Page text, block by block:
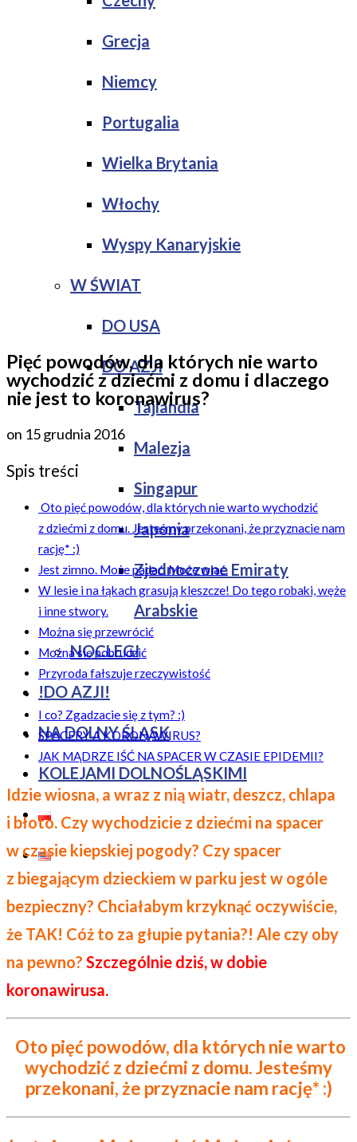
Grecja
Niemcy
Portugalia
Wielka Brytania
Włochy
Wyspy Kanaryjskie
W ŚWIAT
DO USA
DO AZJI
Tajlandia
Malezja
Singapur
Japonia
Zjednoczone Emiraty
Arabskie
NOCLEGI
!DO AZJI!
NA DOLNY ŚLĄSK
KOLEJAMI DOLNOŚLĄSKIMI
Pięć powodów, dla których nie warto
wychodzić z dziećmi z domu i dlaczego
nie jest to koronawirus?
on 15 grudnia 2016
Spis treści
Oto pięć powodów, dla których nie warto wychodzić
z dziećmi z domu. Jesteśmy przekonani, że przyznacie nam
rację* :)
Jest zimno. Może padać. Może wiać.
W lesie i na łąkach grasują kleszcze! Do tego robaki, węże
i inne stwory.
Można się przewrócić
Można się pobrudzić
Przyroda fałszuje rzeczywistość
I co? Zgadzacie się z tym? :)
SPACERY A KORONAWIRUS?
JAK MĄDRZE IŚĆ NA SPACER W CZASIE EPIDEMII?
Idzie wiosna, a wraz z nią wiatr, deszcz, chlapa
i błoto. Czy wychodzicie z dziećmi na spacer
w czasie kiepskiej pogody? Czy spacer
z biegającym dzieckiem w parku jest w ogóle
bezpieczny? Chciałabym krzyknąć oczywiście,
że TAK! Cóż to za głupie pytania?! Ale czy oby
na pewno? Szczególnie dziś, w dobie
koronawirusa.
Oto pięć powodów, dla których nie warto
wychodzić z dziećmi z domu. Jesteśmy
przekonani, że przyznacie nam rację* :)